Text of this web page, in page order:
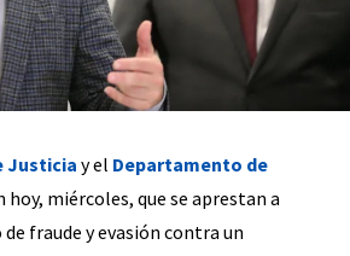
Justicia y el Departamento de
hoy, miércoles, que se aprestan a
de fraude y evasión contra un